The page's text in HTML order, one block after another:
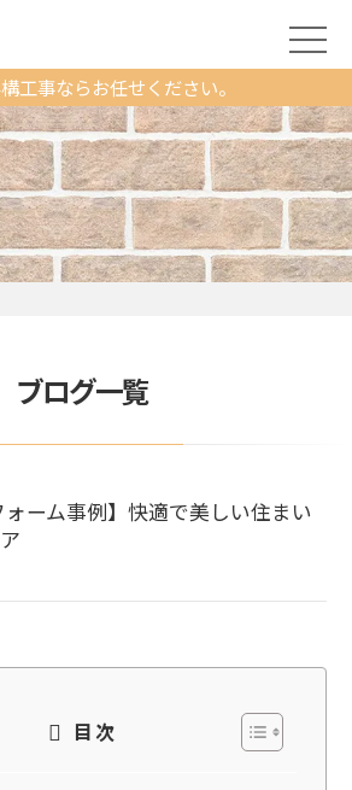
工事ならお任せください。
ブログ一覧
ォーム事例】快適で美しい住まい
目次